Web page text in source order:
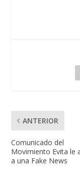
ANTERIOR
Comunicado del
Movimiento Evita le
a una Fake News